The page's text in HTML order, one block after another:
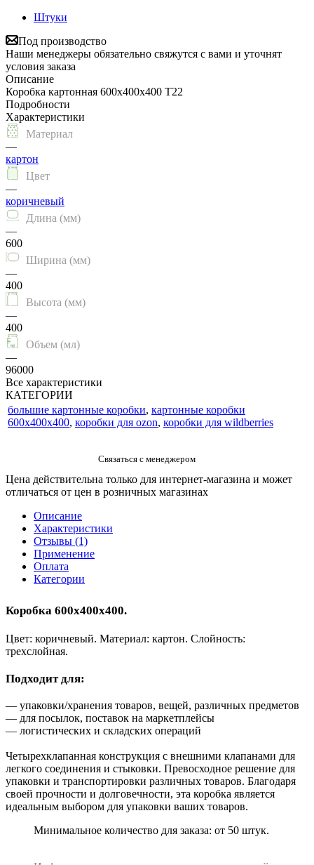
Штуки
Под производство
Наши менеджеры обязательно свяжутся с вами и уточнят
условия заказа
Описание
Коробка картонная 600х400х400 Т22
Подробности
Характеристики
Материал
—
картон
Цвет
—
коричневый
Длина (мм)
—
600
Ширина (мм)
—
400
Высота (мм)
—
400
Объем (мл)
—
96000
Все характеристики
КАТЕГОРИИ
большие картонные коробки, картонные коробки
600x400x400, коробки для ozon, коробки для wildberries
Цена действительна только для интернет-магазина и может
отличаться от цен в розничных магазинах
Описание
Характеристики
Отзывы (1)
Применение
Оплата
Категории
Коробка 600х400х400.
Цвет: коричневый. Материал: картон. Слойность:
трехслойная.
Подходит для:
— упаковки/хранения товаров, вещей, различных предметов
— для посылок, поставок на маркетплейсы
— логистических и складских операций
Четырехклапанная конструкция с внешними клапанами для
легкого соединения и стыковки. Превосходное решение для
упаковки и транспортировки различных товаров. Благодаря
своей прочности и долговечности, эта коробка является
идеальным выбором для упаковки ваших товаров.
Минимальное количество для заказа: от 50 штук.